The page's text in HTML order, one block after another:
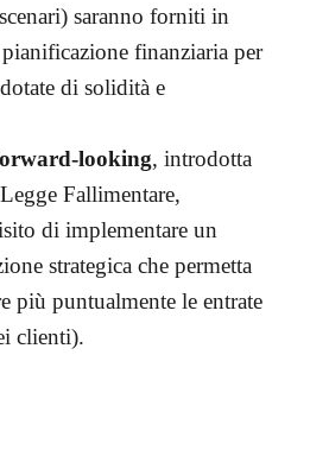
saranno forniti in
finanziaria per
di solidità e
looking, introdotta
Fallimentare,
di implementare un
strategica che permetta
più puntualmente le entrate
clienti).